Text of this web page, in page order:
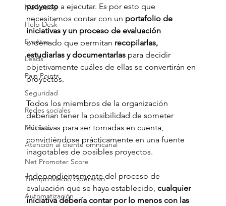
Marketing
Help Desk
Eventos
Leads
Pain Points
Seguridad
Redes sociales
Métricas
Atención al cliente omnicanal
Net Promoter Score
Tiempo Medio Operativo
Automatización
proyecto a ejecutar. Es por esto que
necesitamos contar con un portafolio de
iniciativas y un proceso de evaluación
ordenado que permitan recopilarlas,
estudiarlas y documentarlas para decidir
objetivamente cuáles de ellas se convertirán en
proyectos.
Todos los miembros de la organización
deberían tener la posibilidad de someter
iniciativas para ser tomadas en cuenta,
convirtiéndose prácticamente en una fuente
inagotables de posibles proyectos.
Independientemente del proceso de
evaluación que se haya establecido, cualquier
iniciativa debería contar por lo menos con las